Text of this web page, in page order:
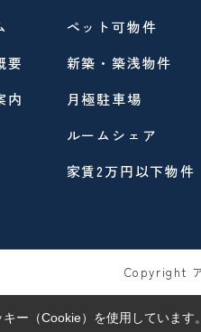
要
内
ペット可物件
新築・築浅物件
月極駐車場
ルームシェア
家賃2万円以下物件
Copyright
ー（Cookie）を使用しています